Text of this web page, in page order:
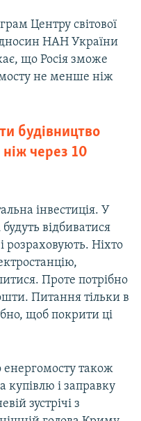
Центру світової
НАН України
що Росія зможе
не менше ніж
будівництво
через 10
інвестиція. У
відбиватися
розраховують. Ніхто
Проте потрібно
Питання тільки в
щоб покрити ці
енергомосту також
купівлю і заправку
зустрічі з